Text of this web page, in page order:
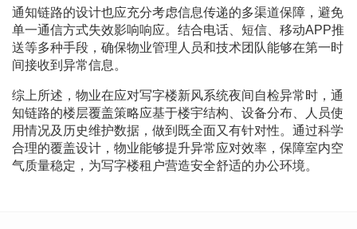
通知链路的设计也应充分考虑信息传递的多渠道保障，避免
单一通信方式失效影响响应。结合电话、短信、移动APP推
送等多种手段，确保物业管理人员和技术团队能够在第一时
间接收到异常信息。
综上所述，物业在应对写字楼新风系统夜间自检异常时，通
知链路的楼层覆盖策略应基于楼宇结构、设备分布、人员使
用情况及历史维护数据，做到既全面又有针对性。通过科学
合理的覆盖设计，物业能够提升异常应对效率，保障室内空
气质量稳定，为写字楼租户营造安全舒适的办公环境。